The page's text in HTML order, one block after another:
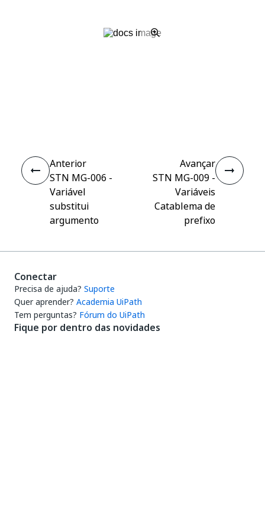
Anterior
STN MG-006 -
Variável
substitui
argumento
Avançar
STN MG-009 -
Variáveis
Catablema de
prefixo
Conectar
Precisa de ajuda? Suporte
Quer aprender? Academia UiPath
Tem perguntas? Fórum do UiPath
Fique por dentro das novidades